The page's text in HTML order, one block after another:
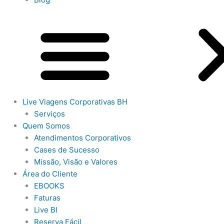
Live Viagens Corporativas BH
Serviços
Quem Somos
Atendimentos Corporativos
Cases de Sucesso
Missão, Visão e Valores
Área do Cliente
EBOOKS
Faturas
Live BI
Reserva Fácil